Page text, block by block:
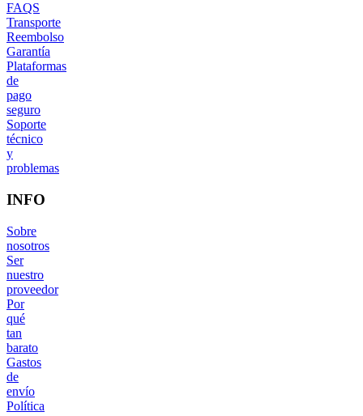
FAQS
Transporte
Reembolso
Garantía
Plataformas
de
pago
seguro
Soporte
técnico
y
problemas
INFO
Sobre
nosotros
Ser
nuestro
proveedor
Por
qué
tan
barato
Gastos
de
envío
Política